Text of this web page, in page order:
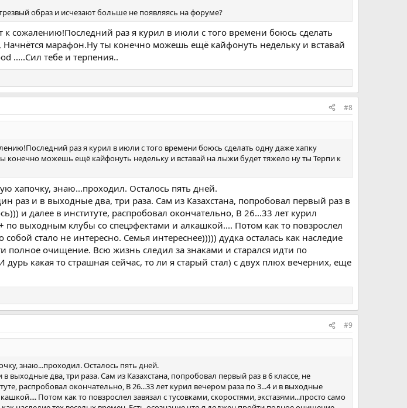
образ и исчезают больше не появляясь на форуме?
сожалению!Последний раз я курил в июли с того времени боюсь сделать
Начнётся марафон.Ну ты конечно можешь ещё кайфонуть недельку и вставай
.....Сил тебе и терпения..
#8
раз я курил в июли с того времени боюсь сделать одну даже хапку
конечно можешь ещё кайфонуть недельку и вставай на лыжи будет тяжело ну ты Терпи к
хапочку, знаю...проходил. Осталось пять дней.
раз и в выходные два, три раза. Сам из Казахстана, попробовал первый раз в
и далее в институте, распробовал окончательно, В 26...33 лет курил
выходным клубы со спецэфектами и алкашкой.... Потом как то повзрослел
собой стало не интересно. Семья интереснее))))) дудка осталась как наследие
полное очищение. Всю жизнь следил за знаками и старался идти по
какая то страшная сейчас, то ли я старый стал) с двух плюх вечерних, еще
#9
знаю...проходил. Осталось пять дней.
два, три раза. Сам из Казахстана, попробовал первый раз в 6 классе, не
распробовал окончательно, В 26...33 лет курил вечером раза по 3...4 и в выходные
Потом как то повзрослел завязал с тусовками, скоростями, экстазями...просто само